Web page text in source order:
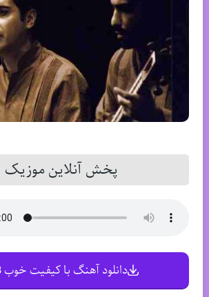
پخش آنلاین موزیک
دانلود آهنگ با کیفیت خوب 128